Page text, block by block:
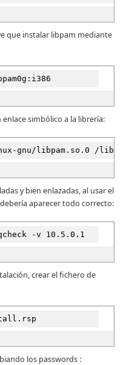
que instalar libpam mediante
simbólico a la librería:
gnu / libpam.so.0 / lib
y bien enlazadas, al usar el
aparecer todo correcto:
-v 10.5.0.1
crear el fichero de
los passwords :